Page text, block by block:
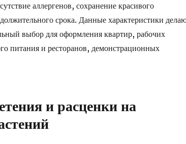
аллергенов, сохранение красивого
срока. Данные характеристики
выбор для оформления квартир, рабочих
питания и ресторанов, демонстрационных
и расценки на